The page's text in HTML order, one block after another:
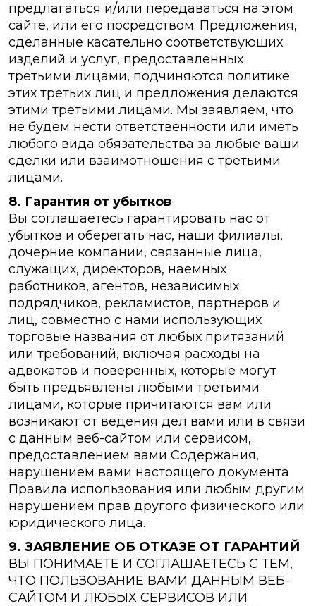
предлагаться и/или передаваться на этом
сайте, или его посредством. Предложения,
сделанные касательно соответствующих
изделий и услуг, предоставленных
третьими лицами, подчиняются политике
этих третьих лиц и предложения делаются
этими третьими лицами. Мы заявляем, что
не будем нести ответственности или иметь
любого вида обязательства за любые ваши
сделки или взаимотношения с третьими
лицами.
8. Гарантия от убытков
Вы соглашаетесь гарантировать нас от
убытков и оберегать нас, наши филиалы,
дочерние компании, связанные лица,
служащих, директоров, наемных
работников, агентов, независимых
подрядчиков, рекламистов, партнеров и
лиц, совместно с нами использующих
торговые названия от любых притязаний
или требований, включая расходы на
адвокатов и поверенных, которые могут
быть предъявлены любыми третьими
лицами, которые причитаются вам или
возникают от ведения дел вами или в связи
с данным веб-сайтом или сервисом,
предоставлением вами Содержания,
нарушением вами настоящего документа
Правила использования или любым другим
нарушением прав другого физического или
юридического лица.
9. ЗАЯВЛЕНИЕ ОБ ОТКАЗЕ ОТ ГАРАНТИЙ
ВЫ ПОНИМАЕТЕ И СОГЛАШАЕТЕСЬ С ТЕМ,
ЧТО ПОЛЬЗОВАНИЕ ВАМИ ДАННЫМ ВЕБ-
САЙТОМ И ЛЮБЫХ СЕРВИСОВ ИЛИ